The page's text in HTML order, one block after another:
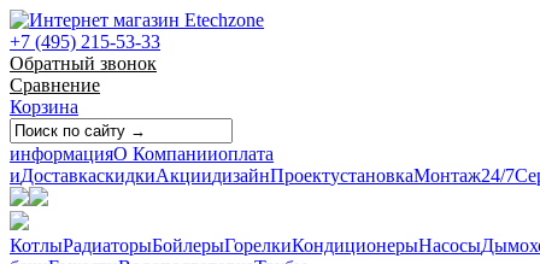
+7 (495) 215-53-33
Обратный звонок
Сравнение
Корзина
информацияО Компанииоплата
иДоставкаскидкиАкциидизайнПроектустановкаМонтаж24/7
КотлыРадиаторыБойлерыГорелкиКондиционерыНасосы